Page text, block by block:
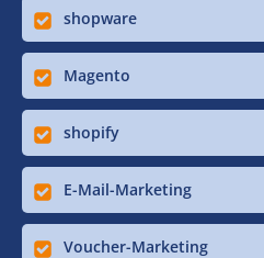
shopware
Magento
shopify
E-Mail-Marketing
Voucher-Marketing